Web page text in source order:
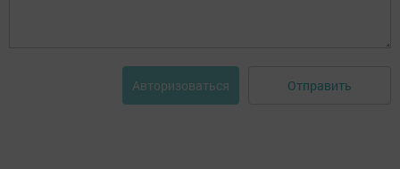
Авторизоваться Отправить